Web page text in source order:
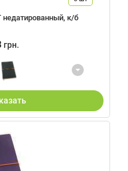
недатированный, к/б
грн.